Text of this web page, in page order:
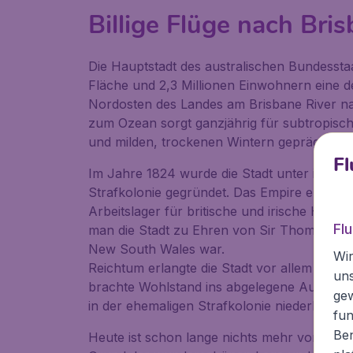
Billige Flüge nach
Die Hauptstadt des australischen
Fläche und 2,3 Millionen Einwohnern eine
Nordosten des Landes am Brisbane River
zum Ozean sorgt ganzjährig für
und milden, trockenen Wintern geprägt wird.
Im Jahre 1824 wurde die Stadt unter ihrem
Strafkolonie gegründet. Das Empire
Arbeitslager für britische und irische
man die Stadt zu Ehren von Sir Thomas
New South Wales war.
Reichtum erlangte die Stadt vor allem
brachte Wohlstand ins abgelegene
in der ehemaligen Strafkolonie niederließen.
Heute ist schon lange nichts mehr von